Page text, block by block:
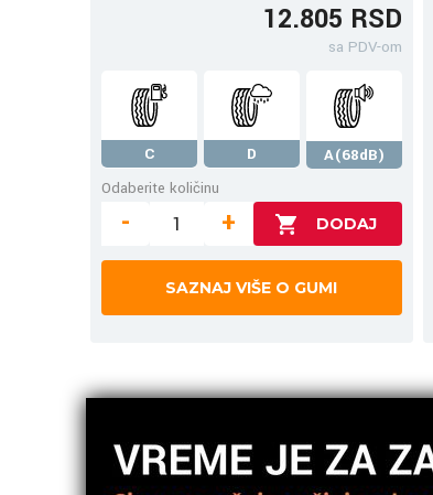
12.805 RSD
sa PDV-om
C D
A(68dB)
Odaberite količinu
- +
SAZNAJ VIŠE O GUMI